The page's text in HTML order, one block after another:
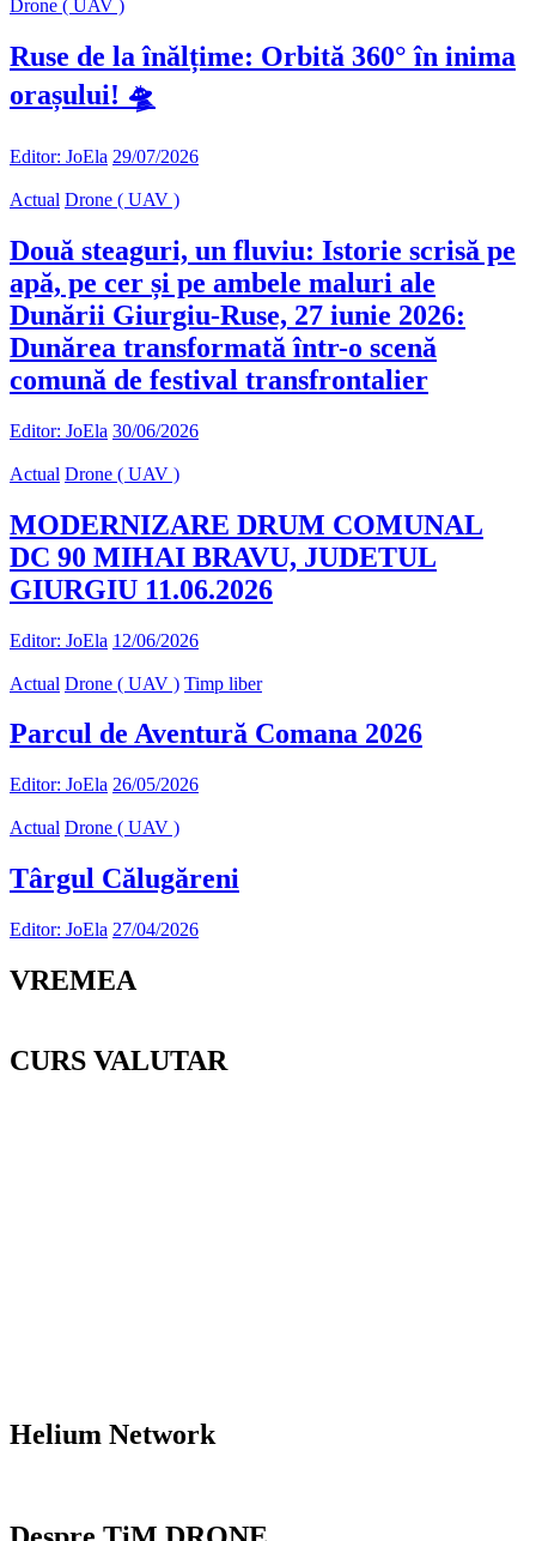
Drone ( UAV )
Ruse de la înălțime: Orbită 360° în inima
orașului! 🛸
Editor: JoEla 29/07/2026
Actual Drone ( UAV )
Două steaguri, un fluviu: Istorie scrisă pe
apă, pe cer și pe ambele maluri ale
Dunării Giurgiu-Ruse, 27 iunie 2026:
Dunărea transformată într-o scenă
comună de festival transfrontalier
Editor: JoEla 30/06/2026
Actual Drone ( UAV )
MODERNIZARE DRUM COMUNAL
DC 90 MIHAI BRAVU, JUDETUL
GIURGIU 11.06.2026
Editor: JoEla 12/06/2026
Actual Drone ( UAV ) Timp liber
Parcul de Aventură Comana 2026
Editor: JoEla 26/05/2026
Actual Drone ( UAV )
Târgul Călugăreni
Editor: JoEla 27/04/2026
VREMEA
CURS VALUTAR
Helium Network